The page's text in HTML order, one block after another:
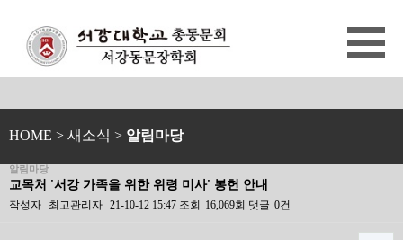
HOME > 새소식 > 알림마당
알림마당
교목처 '서강 가족을 위한 위령 미사' 봉헌 안내
작성자 최고관리자 21-10-12 15:47 조회 16,069회 댓글 0건